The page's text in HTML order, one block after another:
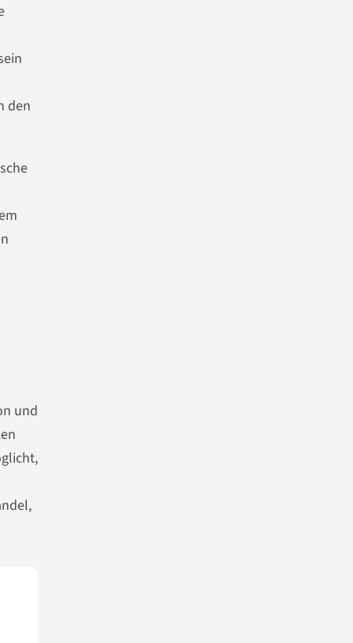
den
und